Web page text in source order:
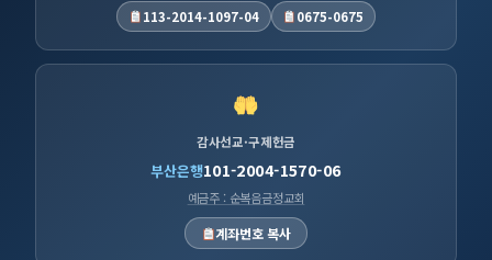
113-2014-1097-04
0675-0675
감사선교·구제헌금
부산은행101-2004-1570-06
예금주 : 순복음금정교회
계좌번호 복사